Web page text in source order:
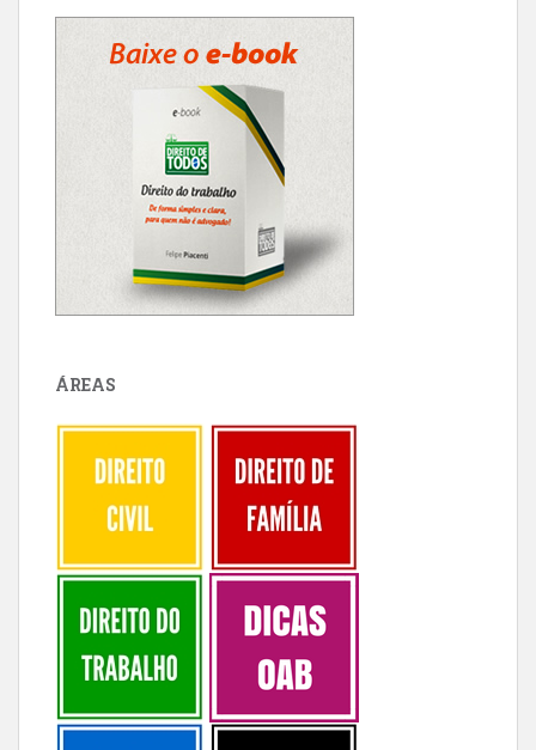
ÁREAS